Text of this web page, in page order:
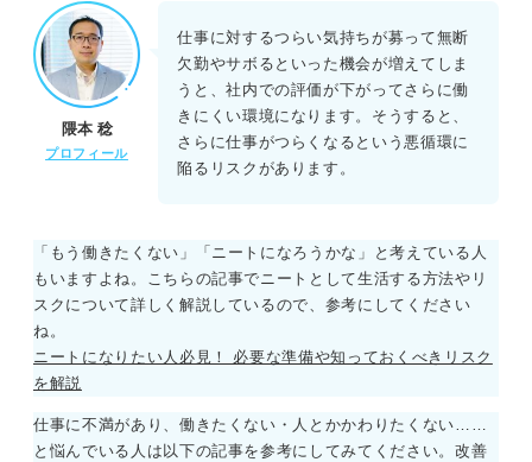
隈本 稔
プロフィール
仕事に対するつらい気持ちが募って無断
欠勤やサボるといった機会が増えてしま
うと、社内での評価が下がってさらに働
きにくい環境になります。そうすると、
さらに仕事がつらくなるという悪循環に
陥るリスクがあります。
「もう働きたくない」「ニートになろうかな」と考えている人
もいますよね。こちらの記事でニートとして生活する方法やリ
スクについて詳しく解説しているので、参考にしてください
ね。
ニートになりたい人必見！ 必要な準備や知っておくべきリスク
を解説
仕事に不満があり、働きたくない・人とかかわりたくない……
と悩んでいる人は以下の記事を参考にしてみてください。改善